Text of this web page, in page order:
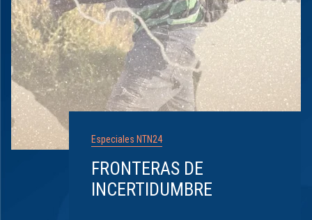
Especiales NTN24
FRONTERAS DE
INCERTIDUMBRE